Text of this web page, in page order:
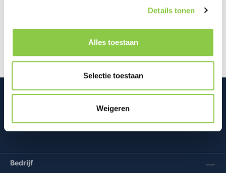
Details tonen
Alles toestaan
Selectie toestaan
Weigeren
Het scherm is een van de meest kwetsbare
Bedrijf